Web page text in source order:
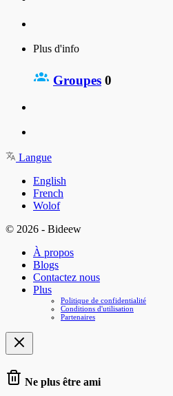
Plus d'info
Groupes 0
Langue
English
French
Wolof
© 2026 - Bideew
À propos
Blogs
Contactez nous
Plus
Politique de confidentialité
Conditions d'utilisation
Partenaires
Ne plus être ami